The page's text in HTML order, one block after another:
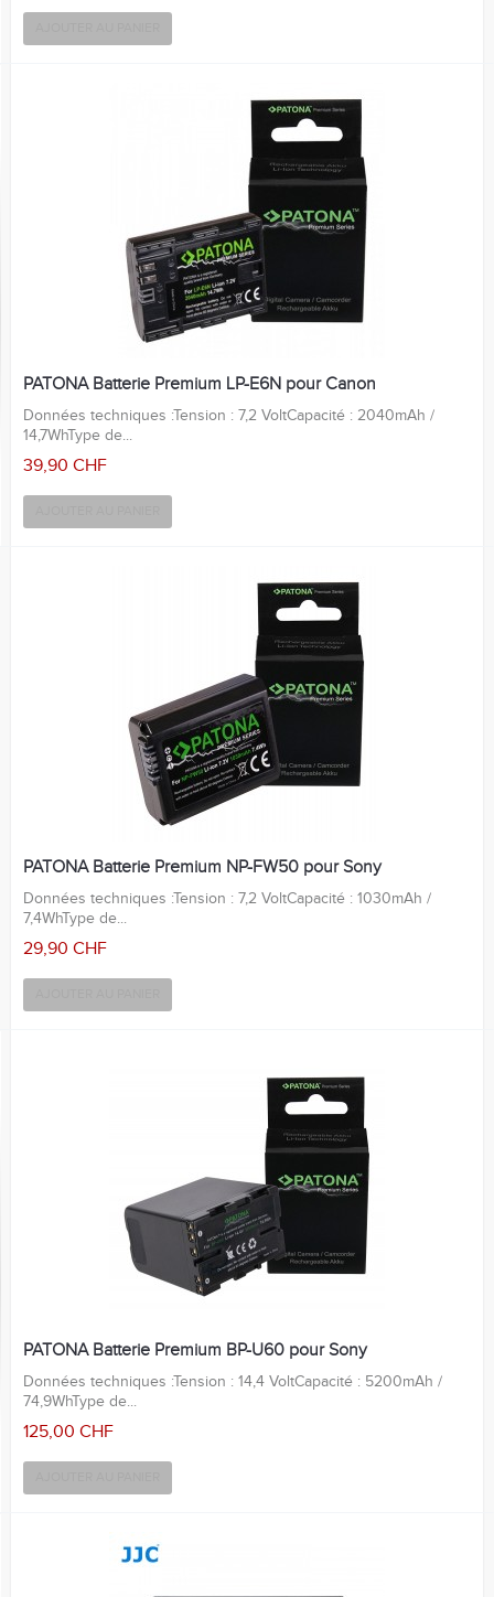
PATONA Batterie Premium LP-E6N pour Canon
Données techniques :Tension : 7,2 VoltCapacité : 2040mAh /
14,7WhType de...
39,90 CHF
PATONA Batterie Premium NP-FW50 pour Sony
Données techniques :Tension : 7,2 VoltCapacité : 1030mAh /
7,4WhType de...
29,90 CHF
PATONA Batterie Premium BP-U60 pour Sony
Données techniques :Tension : 14,4 VoltCapacité : 5200mAh /
74,9WhType de...
125,00 CHF